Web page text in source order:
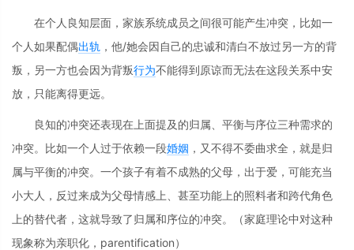
在个人良知层面，家族系统成员之间很可能产生冲突，比如一
个人如果配偶出轨 ，他/她会因自己的忠诚和清白不放过另一方的背
叛，另一方也会因为背叛行为不能得到原谅而无法在这段关系中安
放，只能离得更远。
良知的冲突还表现在上面提及的归属、平衡与序位三种需求的
冲突。比如一个人过于依赖一段婚姻 ，又不得不委曲求全，就是归
属与平衡的冲突。一个孩子有着不成熟的父母，出于爱，可能充当
小大人，反过来成为父母情感上、甚至功能上的照料者和跨代角色
上的替代者，这就导致了归属和序位的冲突。（家庭理论中对这种
现象称为亲职化，parentification）